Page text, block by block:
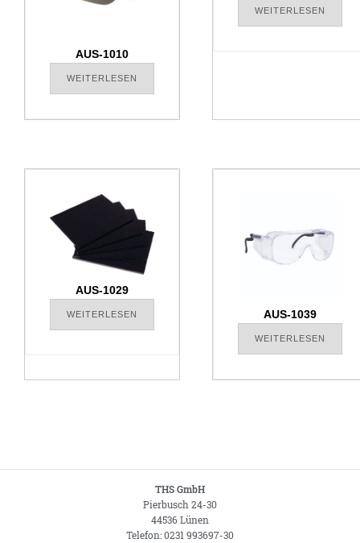
AUS-1010
WEITERLESEN
WEITERLESEN
AUS-1029
WEITERLESEN AUS-1039
WEITERLESEN
THS GmbH
Pierbusch 24-30
44536 Lünen
Telefon: 0231 993697-30